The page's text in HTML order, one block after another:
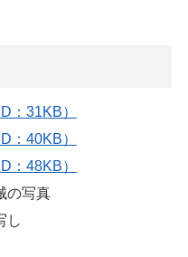
：31KB）
：40KB）
：48KB）
の写真
し